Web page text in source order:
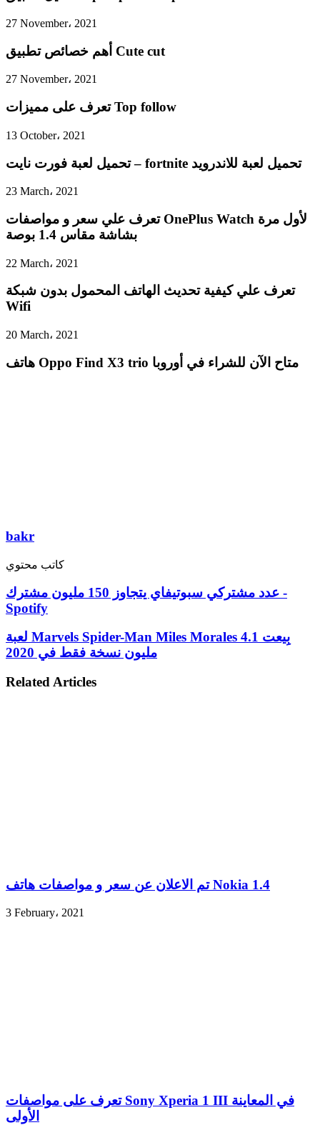
27 November، 2021
أهم خصائص تطبيق Cute cut
27 November، 2021
تعرف على مميزات Top follow
13 October، 2021
تحميل لعبة فورت نايت – fortnite تحميل لعبة للاندرويد
23 March، 2021
تعرف علي سعر و مواصفات OnePlus Watch لأول مرة
بشاشة مقاس 1.4 بوصة
22 March، 2021
تعرف علي كيفية تحديث الهاتف المحمول بدون شبكة
Wifi
20 March، 2021
هاتف Oppo Find X3 trio متاح الآن للشراء في أوروبا
bakr
كاتب محتوي
عدد مشتركي سبوتيفاي يتجاوز 150 مليون مشترك -
Spotify
لعبة Marvels Spider-Man Miles Morales بِيعت 4.1
مليون نسخة فقط في 2020
Related Articles
تم الاعلان عن سعر و مواصفات هاتف Nokia 1.4
3 February، 2021
تعرف على مواصفات Sony Xperia 1 III في المعاينة
الأولى